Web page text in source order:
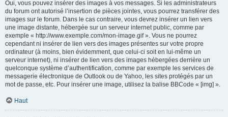
Oui, vous pouvez insérer des images à vos messages. Si les administrateurs
du forum ont autorisé l’insertion de pièces jointes, vous pourrez transférer des
images sur le forum. Dans le cas contraire, vous devrez insérer un lien vers
une image distante, hébergée sur un serveur internet public, comme par
exemple « http://www.exemple.com/mon-image.gif ». Vous ne pourrez
cependant ni insérer de lien vers des images présentes sur votre propre
ordinateur (à moins, bien évidemment, que celui-ci soit en lui-même un
serveur internet), ni insérer de lien vers des images hébergées derrière un
quelconque système d’authentification, comme par exemple les services de
messagerie électronique de Outlook ou de Yahoo, les sites protégés par un
mot de passe, etc. Pour insérer une image, utilisez la balise BBCode « [img] ».
Haut